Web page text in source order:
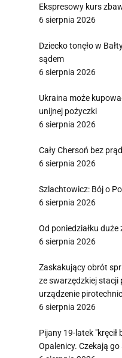
Ekspresowy kurs
6 sierpnia 2026
Dziecko tonęło w
sądem
6 sierpnia 2026
Ukraina może
unijnej pożyczki
6 sierpnia 2026
Cały Chersoń bez
6 sierpnia 2026
Szlachtowicz: Bój o
6 sierpnia 2026
Od poniedziałku
6 sierpnia 2026
Zaskakujący obrót
ze swarzędzkiej stacji
urządzenie
6 sierpnia 2026
Pijany 19-latek
Opalenicy. Czekają